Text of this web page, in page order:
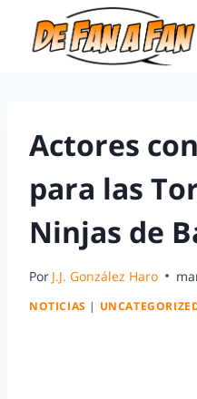
Actores
para las
Ninjas de
Por J.J. González Haro
NOTICIAS |